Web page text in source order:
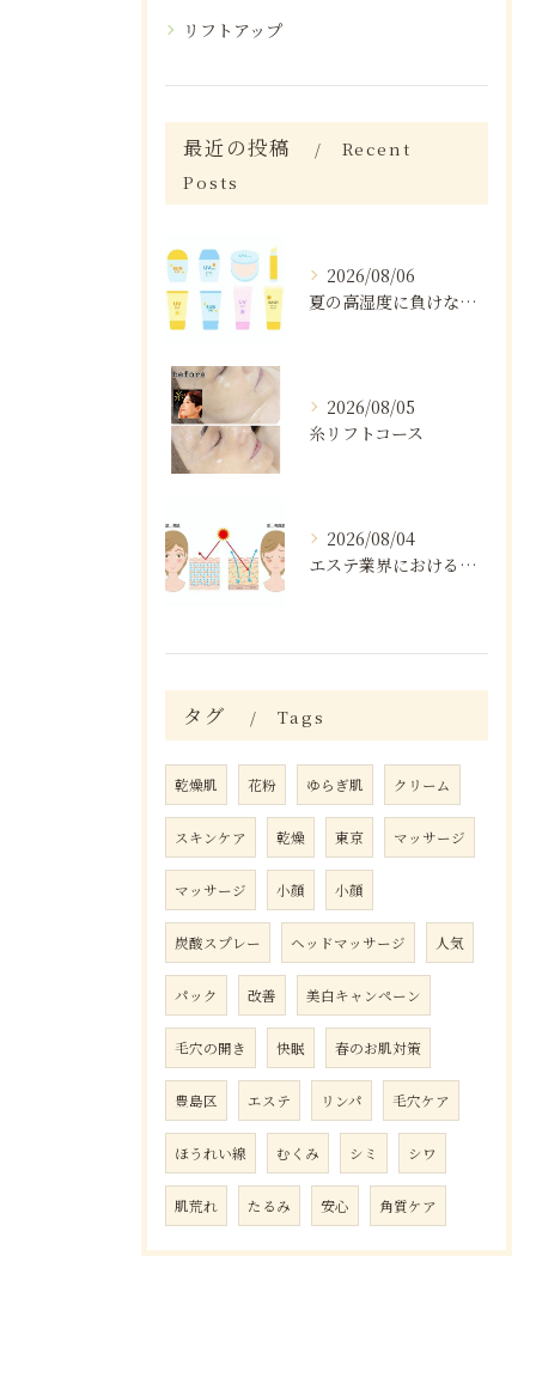
リフトアップ
最近の投稿
Recent
Posts
2026/08/06
夏の高湿度に負けない肌ケア術
2026/08/05
糸リフトコース
2026/08/04
エステ業界における口コミの効果分析
タグ Tags
乾燥肌 花粉 ゆらぎ肌 クリーム
スキンケア 乾燥 東京 マッサージ
マッサージ 小顔 小顔
炭酸スプレー ヘッドマッサージ 人気
パック 改善 美白キャンペーン
毛穴の開き 快眠 春のお肌対策
豊島区 エステ リンパ 毛穴ケア
ほうれい線 むくみ シミ シワ
肌荒れ たるみ 安心 角質ケア